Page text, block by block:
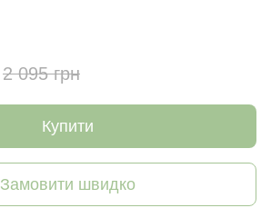
2 095 грн
Купити
Замовити швидко